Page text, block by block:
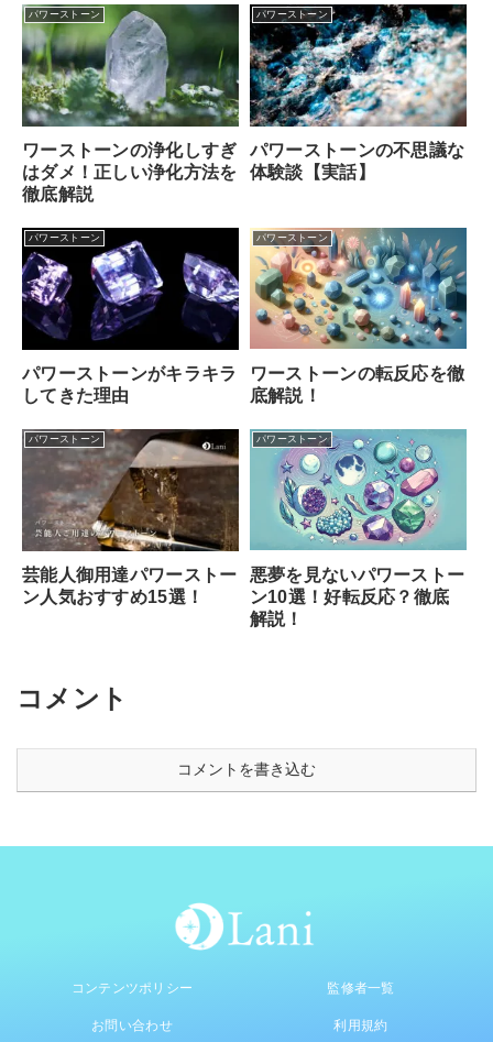
パワーストーン
ワーストーンの浄化しすぎ
はダメ！正しい浄化方法を
徹底解説
パワーストーン
パワーストーンの不思議な
体験談【実話】
パワーストーン
パワーストーンがキラキラ
してきた理由
パワーストーン
ワーストーンの転反応を徹
底解説！
パワーストーン
芸能人御用達パワーストー
ン人気おすすめ15選！
パワーストーン
悪夢を見ないパワーストー
ン10選！好転反応？徹底
解説！
コメント
コメントを書き込む
コンテンツポリシー 監修者一覧
お問い合わせ 利用規約